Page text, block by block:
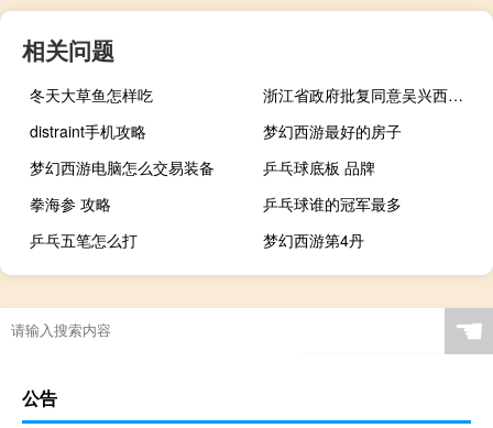
相关问题
冬天大草鱼怎样吃
浙江省政府批复同意吴兴西塞山省级旅游度假区空间范围调整和总体规划
distraint手机攻略
梦幻西游最好的房子
梦幻西游电脑怎么交易装备
乒乓球底板 品牌
拳海参 攻略
乒乓球谁的冠军最多
乒乓五笔怎么打
梦幻西游第4丹
☚
公告